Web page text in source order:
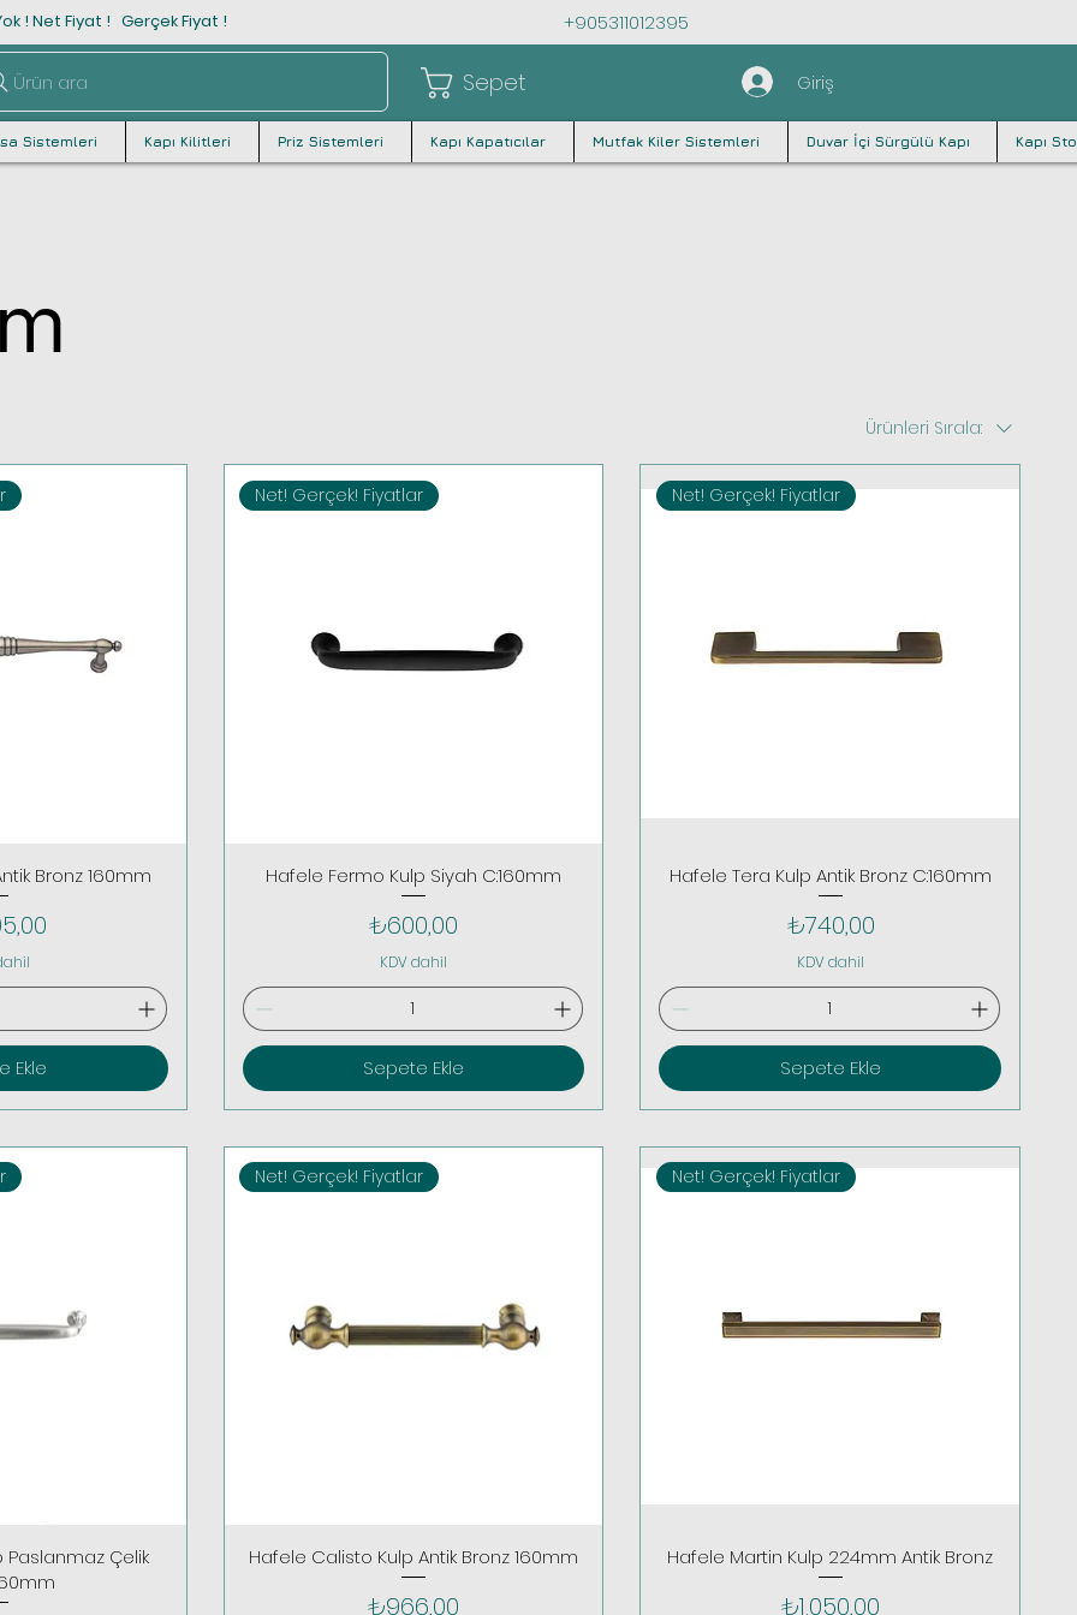
! Net Fiyat ! Gerçek Fiyat ! +905311012395
Ürün ara Sepet Giriş
Sistemleri Kapı Kilitleri Priz Sistemleri Kapı Kapatıcılar Mutfak Kiler Sistemleri Duvar İçi Sürgülü Kapı Kapı
Ürünleri Sırala:
Bronz 160mm
Ekle
Net! Gerçek! Fiyatlar
Hafele Fermo Kulp Siyah C:160mm
Fiyat
₺600,00
KDV dahil
Sepete Ekle
Net! Gerçek! Fiyatlar
Hafele Tera Kulp Antik Bronz C:160mm
Fiyat
₺740,00
KDV dahil
Sepete Ekle
Paslanmaz Çelik
Net! Gerçek! Fiyatlar
Hafele Calisto Kulp Antik Bronz 160mm
Fiyat
₺966,00
Net! Gerçek! Fiyatlar
Hafele Martin Kulp 224mm Antik Bronz
Fiyat
₺1.050,00